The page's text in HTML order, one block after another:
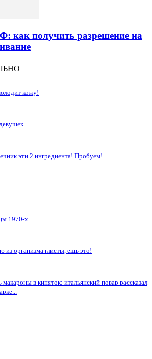
как получить разрешение на
кожу!
эти 2 ингредиента! Пробуем!
1970-х
из организма глисты, ешь это!
в кипяток: итальянский повар рассказал